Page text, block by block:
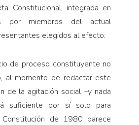
Constitucional, integrada en
por miembros del actual
elegidos al efecto.
de proceso constituyente no
al momento de redactar este
de la agitación social –y nada
suficiente por sí solo para
Constitución de 1980 parece